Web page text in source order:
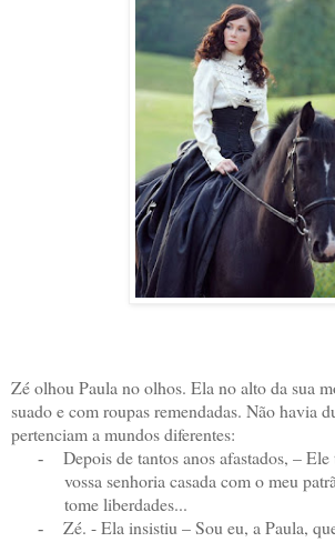
Zé olhou Paula no olhos. Ela no alto da sua
suado e com roupas remendadas. Não havia
pertenciam a mundos diferentes:
-
Depois de tantos anos afastados, –
vossa senhoria casada com o meu
tome liberdades...
-
Zé. - Ela insistiu – Sou eu, a Paula,